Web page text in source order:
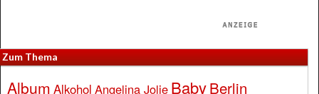
Zum Thema
Album Alkohol Angelina Jolie BabyBerlin